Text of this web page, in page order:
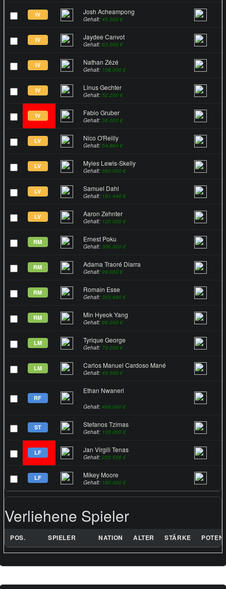
IV Josh Acheampong
Gehalt: 45.000 €
IV Jaydee Canvot
Gehalt: 63.000 €
IV Nathan Zézé
Gehalt: 108.000 €
IV Linus Gechter
Gehalt: 52.200 €
IV Fabio Gruber
Gehalt: 36.000 €
LV Nico O'Reilly
Gehalt: 54.864 €
LV Myles Lewis-Skelly
Gehalt: 560.000 €
LV Samuel Dahl
Gehalt: 181.440 €
LV Aaron Zehnter
Gehalt: 120.000 €
RM Ernest Poku
Gehalt: 306.000 €
RM Adama Traoré Diarra
Gehalt: 99.000 €
RM Romain Esse
Gehalt: 355.680 €
RM Min Hyeok Yang
Gehalt: 66.000 €
LM Tyrique George
Gehalt: 79.200 €
LM Carlos Manuel Cardoso Mané
Gehalt: 49.500 €
RF
Ethan Nwaneri
Gehalt: 468.000 €
ST Stefanos Tzimas
Gehalt: 100.000 €
LF Jan Virgili Tenas
Gehalt: 220.556 €
LF Mikey Moore
Gehalt: 180.000 €
Verliehene Spieler
POS. SPIELER NATION ALTER STÄRKE